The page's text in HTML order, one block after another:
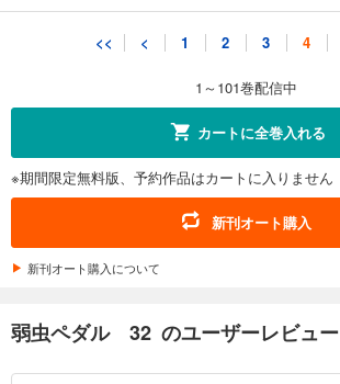
弱虫ペダル 41
弱虫ペダル 42
円 (税込)
弱虫ペダル 43
649円 (税込)
<< < 1 2 3 4
1～101巻配信中
カートに全巻入れる
※期間限定無料版、予約作品はカートに入りません
新刊オート購入
新刊オート購入について
弱虫ペダル 32 のユーザーレビュー